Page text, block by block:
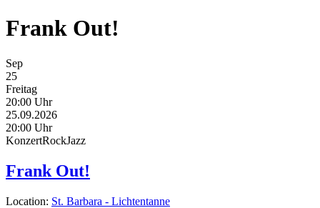
Frank Out!
Sep
25
Freitag
20:00 Uhr
25.09.2026
20:00 Uhr
KonzertRockJazz
Frank Out!
Location: St. Barbara - Lichtentanne